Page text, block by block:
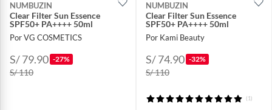
NUMBUZIN
Clear Filter Sun Essence
SPF50+ PA++++ 50ml
Por VG COSMETICS
S/ 79.90 -27%
S/ 110
NUMBUZIN
Clear Filter Sun Essence
SPF50+ PA++++ 50ml
Por Kami Beauty
S/ 74.90 -32%
S/ 110
(1)